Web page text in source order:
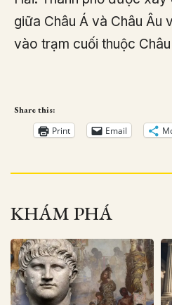
giữa Châu Á và Châu Âu
vào trạm cuối thuộc
Share this:
Print Email
KHÁM PHÁ